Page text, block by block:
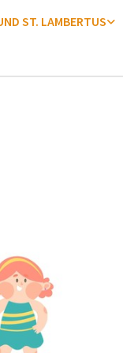
ST. LAMBERTUS